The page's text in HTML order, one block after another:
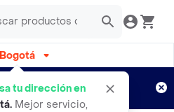
Bogotá
tu dirección en
. Mejor servicio,
por semanas
Aplican TyC